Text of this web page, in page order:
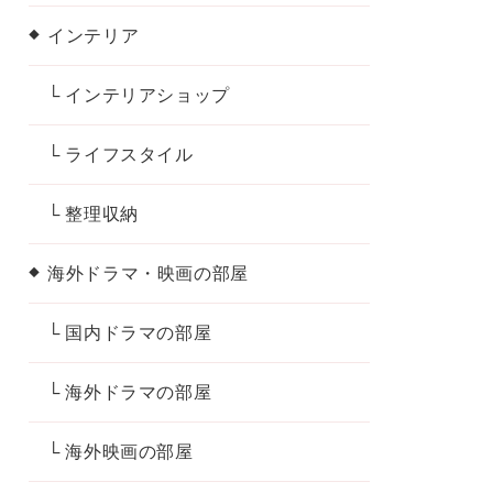
インテリア
└ インテリアショップ
└ ライフスタイル
└ 整理収納
海外ドラマ・映画の部屋
└ 国内ドラマの部屋
└ 海外ドラマの部屋
└ 海外映画の部屋